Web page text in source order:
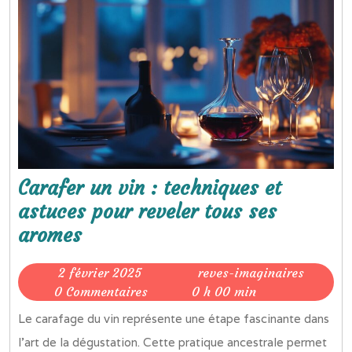
Carafer un vin : techniques et
astuces pour reveler tous ses
aromesCarafer
un
vin
:
techniques
2 février 20252
février
reves-imaginairesreves-
0 Commentaires 0 h 00 min
Le carafage du vin représente une étape fascinante dans
l’art de la dégustation. Cette pratique ancestrale permet